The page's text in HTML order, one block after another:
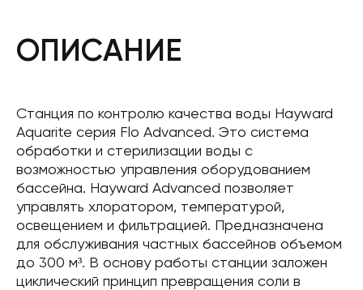
ОПИСАНИЕ
Станция по контролю качества воды Hayward
Aquarite серия Flo Advanced. Это система
обработки и стерилизации воды с
возможностью управления оборудованием
бассейна. Hayward Advanced позволяет
управлять хлоратором, температурой,
освещением и фильтрацией. Предназначена
для обслуживания частных бассейнов объемом
до 300 м³. В основу работы станции заложен
циклический принцип превращения соли в